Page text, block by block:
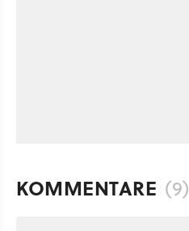
KOMMENTARE (9)